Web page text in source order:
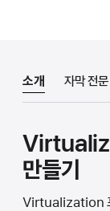
소개 자막 전문
만들기
Virtualization 프